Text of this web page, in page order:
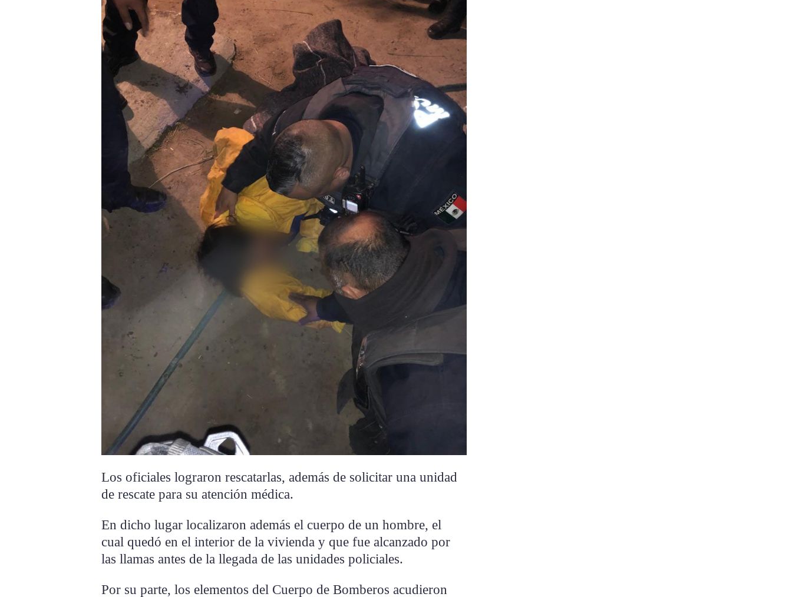
Los oficiales lograron rescatarlas, además de solicitar una unidad
de rescate para su atención médica.
En dicho lugar localizaron además el cuerpo de un hombre, el
cual quedó en el interior de la vivienda y que fue alcanzado por
las llamas antes de la llegada de las unidades policiales.
Por su parte, los elementos del Cuerpo de Bomberos acudieron